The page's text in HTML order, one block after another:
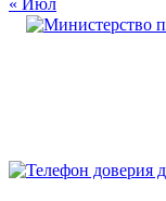
« Июл